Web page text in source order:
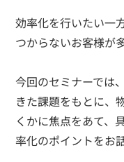
効率化を行いたい一
つからないお客様が
今回のセミナーでは
きた課題をもとに、
くかに焦点をあて、
率化のポイントをお